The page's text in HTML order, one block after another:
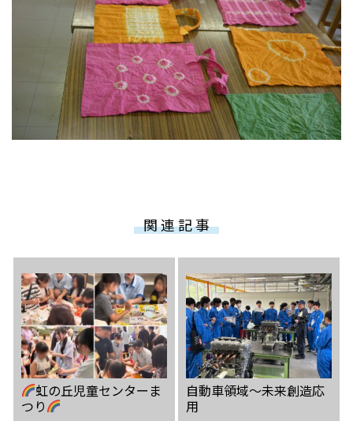
関 連 記 事
虹の丘児童センターま
つり
自動車領域〜未来創造応
用